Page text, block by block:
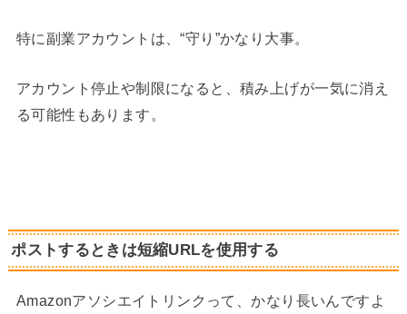
特に副業アカウントは、“守り”かなり大事。
アカウント停止や制限になると、積み上げが一気に消え
る可能性もあります。
ポストするときは短縮URLを使用する
Amazonアソシエイトリンクって、かなり長いんですよ